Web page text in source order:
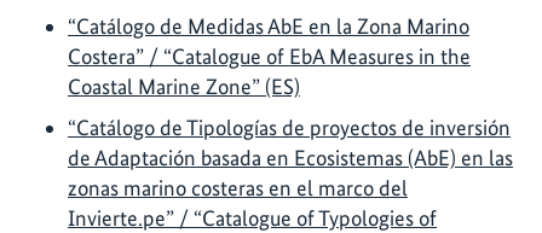
“Catálogo de Medidas AbE en la Zona Marino
Costera” / “Catalogue of EbA Measures in the
Coastal Marine Zone” (ES)
“Catálogo de Tipologías de proyectos de inversión
de Adaptación basada en Ecosistemas (AbE) en las
zonas marino costeras en el marco del
Invierte.pe” / “Catalogue of Typologies of